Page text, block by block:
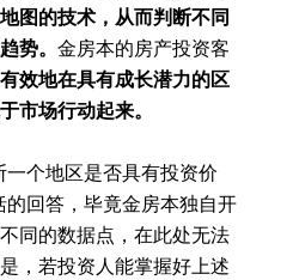
图的技术，从而判断不同
势。 金房本的房产投资客
有效地在具有成长潜力的区
市场行动起来。
个地区是否具有投资价
回答，毕竟金房本独自开
同的数据点，在此处无法
，若投资人能掌握好上述